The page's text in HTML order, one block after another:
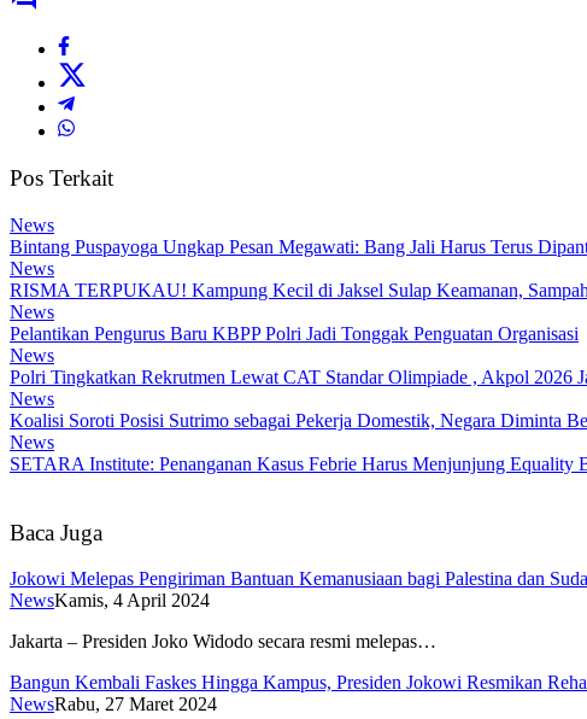
Pos Terkait
News
Bintang Puspayoga Ungkap Pesan Megawati: Bang Jali Harus Terus
News
RISMA TERPUKAU! Kampung Kecil di Jaksel Sulap Keamanan,
News
Pelantikan Pengurus Baru KBPP Polri Jadi Tonggak Penguatan Organisasi
News
Polri Tingkatkan Rekrutmen Lewat CAT Standar Olimpiade , Akpol 2026
News
Koalisi Soroti Posisi Sutrimo sebagai Pekerja Domestik, Negara Diminta
News
SETARA Institute: Penanganan Kasus Febrie Harus Menjunjung Equality
Baca Juga
Jokowi Melepas Pengiriman Bantuan Kemanusiaan bagi Palestina dan
NewsKamis, 4 April 2024
Jakarta – Presiden Joko Widodo secara resmi melepas…
Bangun Kembali Faskes Hingga Kampus, Presiden Jokowi Resmikan
NewsRabu, 27 Maret 2024